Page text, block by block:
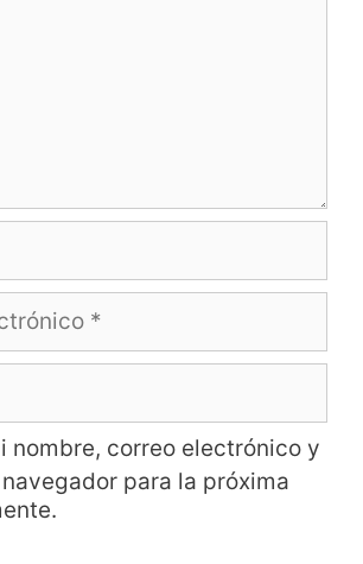
nombre, correo electrónico y
para la próxima